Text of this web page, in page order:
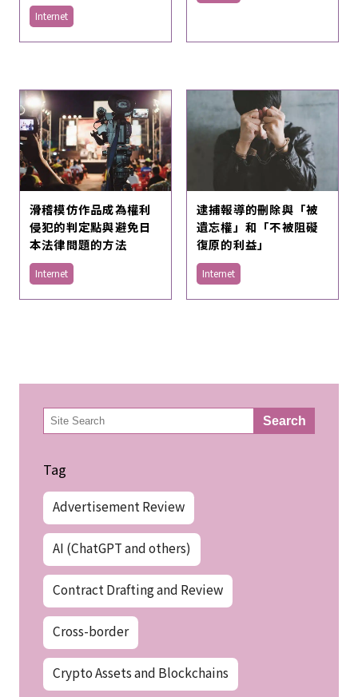
Internet
滑稽模仿作品成為權利
侵犯的判定點與避免日
本法律問題的方法
Internet
逮捕報導的刪除與「被
遺忘權」和「不被阻礙
復原的利益」
Internet
検
索 Search
Tag
Advertisement Review
AI (ChatGPT and others)
Contract Drafting and Review
Cross-border
Crypto Assets and Blockchains